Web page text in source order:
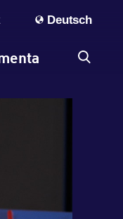
Deutsch